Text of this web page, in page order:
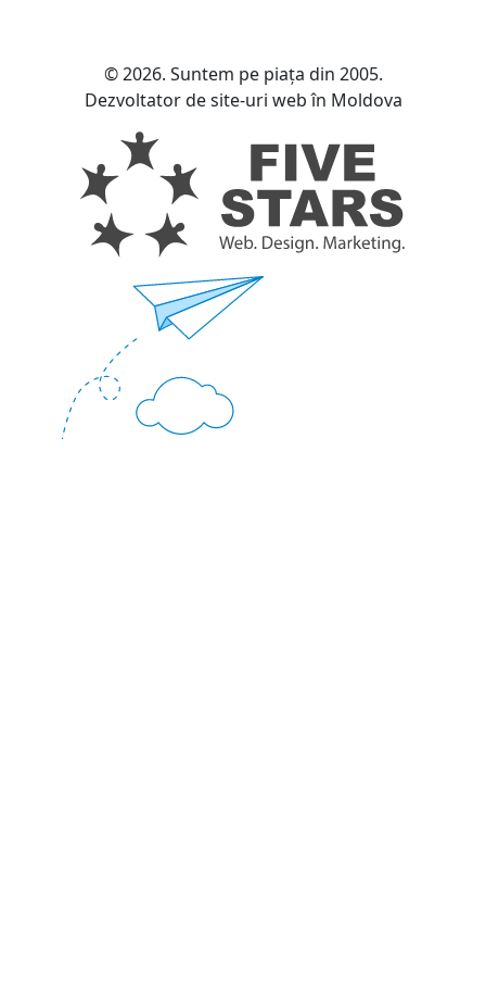
© 2026. Suntem pe piața din 2005.
Dezvoltator de site-uri web în Moldova